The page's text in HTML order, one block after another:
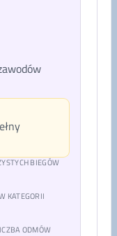
BIEGÓW
KATEGORII
ODMÓW